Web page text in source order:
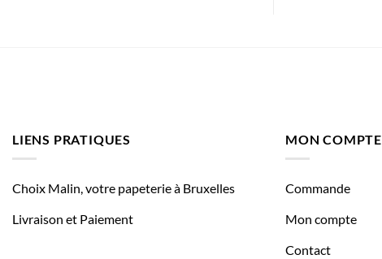
LIENS PRATIQUES
Choix Malin, votre papeterie à Bruxelles
Livraison et Paiement
MON COMPTE
Commande
Mon compte
Contact